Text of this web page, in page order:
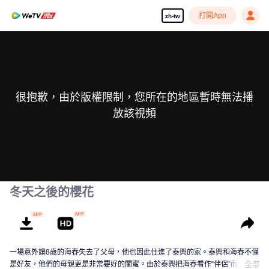
zh-tw 打開App
很抱歉，由於版權限制，您所在的地區暫時無法播
放該視頻
冬天之後的櫻花
一場意外讓8歲的海春失去了父母，他也因此住進了泰興的家。泰興和海春不僅
是好友，他們的母親更是非常要好的閨蜜。由於泰興把海春看作“伴侶”而非兄全部